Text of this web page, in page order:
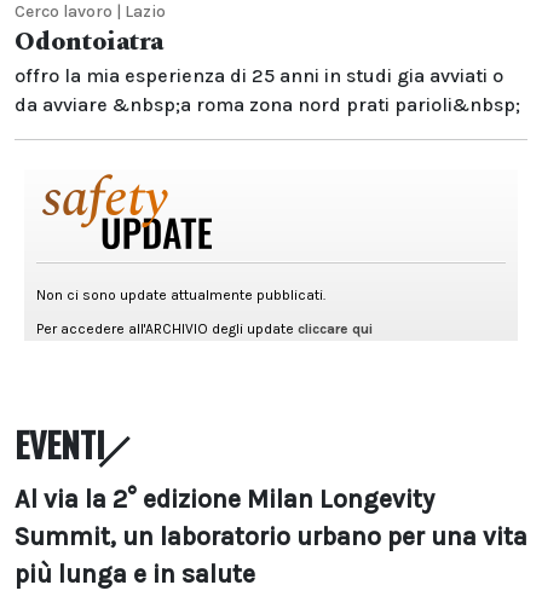
Cerco lavoro | Lazio
Odontoiatra
offro la mia esperienza di 25 anni in studi gia avviati o
da avviare &nbsp;a roma zona nord prati parioli&nbsp;
EVENTI
Al via la 2° edizione Milan Longevity
Summit, un laboratorio urbano per una vita
più lunga e in salute